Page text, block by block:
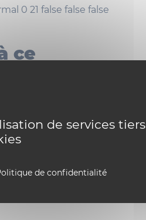
de services tiers
de confidentialité
0 21 false false false
ce